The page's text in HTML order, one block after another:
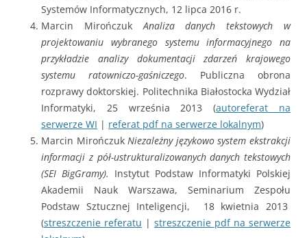
Systemów Informatycznych, 12 lipca 2016 r.
Marcin MirończukAnaliza danych tekstowych w
projektowaniu wybranego systemu informacyjnego na
przykładzie analizy dokumentacji zdarzeń krajowego
systemu ratowniczo-gaśniczego. Publiczna obrona
rozprawy doktorskiej. Politechnika Białostocka Wydział
Informatyki, 25 września 2013 (autoreferat na
serwerze WI | referat pdf na serwerze lokalnym)
Marcin MirończukNiezależny językowo system ekstrakcji
informacji z pół-ustrukturalizowanych danych tekstowych
(SEI BigGramy). Instytut Podstaw Informatyki Polskiej
Akademii Nauk Warszawa, Seminarium Zespołu
Podstaw Sztucznej Inteligencji, 18 kwietnia 2013
(streszczenie referatu | streszczenie pdf na serwerze